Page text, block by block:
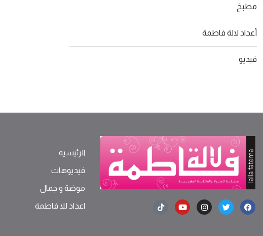
مطبخ
أعداد لالة فاطمة
فيديو
الرئيسية
فيديوهات
موضة ‫و‬ ‫‬‫جمال‬
اعداد للا فاطمة